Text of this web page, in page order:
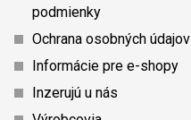
podmienky
Ochrana osobných údajov
Informácie pre e-shopy
Inzerujú u nás